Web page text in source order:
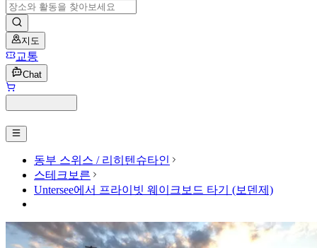
지도
교통
Chat
동부 스위스 / 리히텐슈타인
스테크보른
Untersee에서 프라이빗 웨이크보드 타기 (보덴제)